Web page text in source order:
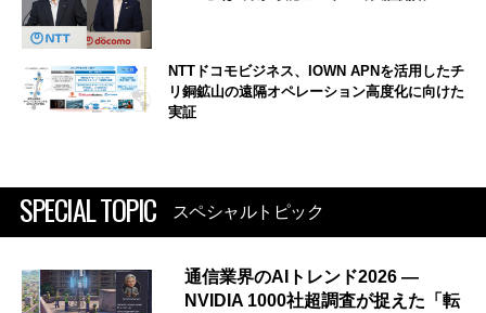
NTTドコモビジネス、IOWN APNを活用したチ
リ銅鉱山の遠隔オペレーション高度化に向けた
実証
SPECIAL TOPIC スペシャルトピック
通信業界のAIトレンド2026 ―
NVIDIA 1000社超調査が捉えた「転